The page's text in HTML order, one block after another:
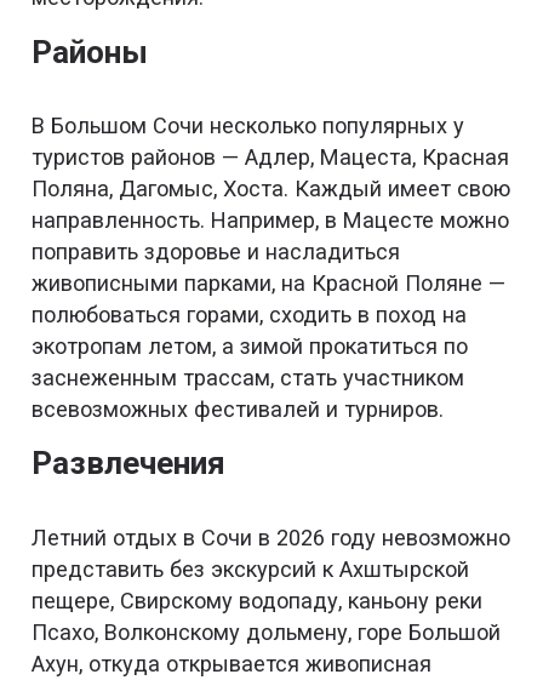
Районы
В Большом Сочи несколько популярных у
туристов районов — Адлер, Мацеста, Красная
Поляна, Дагомыс, Хоста. Каждый имеет свою
направленность. Например, в Мацесте можно
поправить здоровье и насладиться
живописными парками, на Красной Поляне —
полюбоваться горами, сходить в поход на
экотропам летом, а зимой прокатиться по
заснеженным трассам, стать участником
всевозможных фестивалей и турниров.
Развлечения
Летний отдых в Сочи в 2026 году невозможно
представить без экскурсий к Ахштырской
пещере, Свирскому водопаду, каньону реки
Псахо, Волконскому дольмену, горе Большой
Ахун, откуда открывается живописная